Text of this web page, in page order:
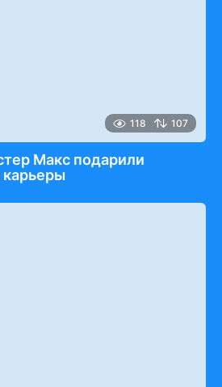
118 107
Макс подарили
карьеры